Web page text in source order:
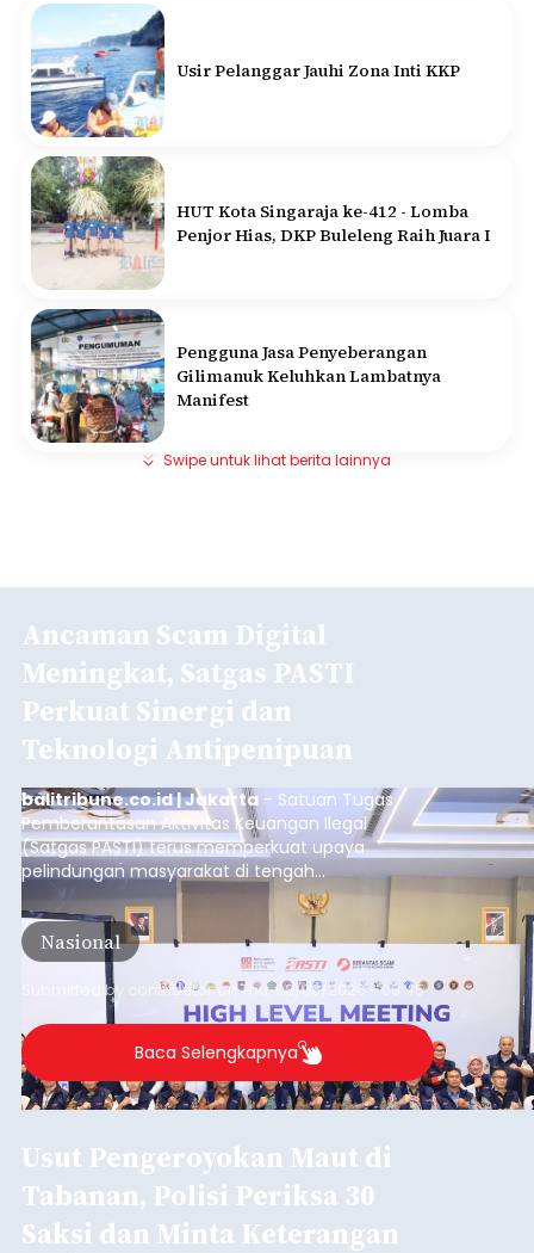
Usir Pelanggar Jauhi Zona Inti KKP
HUT Kota Singaraja ke-412 - Lomba
Penjor Hias, DKP Buleleng Raih Juara I
Pengguna Jasa Penyeberangan
Gilimanuk Keluhkan Lambatnya
Manifest
Swipe untuk lihat berita lainnya
Ancaman Scam Digital
Meningkat, Satgas PASTI
Perkuat Sinergi dan
Teknologi Antipenipuan
balitribune.co.id | Jakarta - Satuan Tugas
Pemberantasan Aktivitas Keuangan Ilegal
(Satgas PASTI) terus memperkuat upaya
pelindungan masyarakat di tengah
meningkatnya ancaman penipuan digital yang
semakin kompleks.
Nasional
Submitted by contributoronThu, 08/06/2026 - 09:45
Baca Selengkapnya
Usut Pengeroyokan Maut di
Tabanan, Polisi Periksa 30
Saksi dan Minta Keterangan